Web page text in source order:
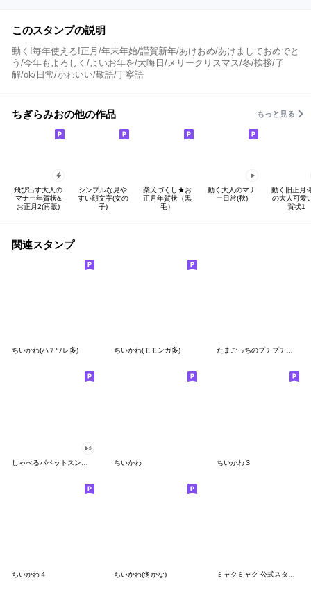
このスタンプの説明
動く!毎年使える!正月/年末年始/謹賀新年/あけおめ/あけましておめでと
う/今年もよろしく/よいお年を/大晦日/メリークリスマス/冬/挨拶/了
解/ok/日常/かわいい/敬語/丁寧語
ちぎらみおの他の作品 もっと見る
飛び出す大人の
マナー年賀状&
お正月2(再販)
シンプルな見や
すい顔文字(女の
子)
柴犬づくし★お
正月年賀状（黒
毛）
動く大人のマナ
ー日常(秋)
動く旧正月·
の大人可愛
賀状1
関連スタンプ
ちいかわ(ハチワレ多) ちいかわ(モモンガ多) たまごっちのプチプチおみせっち
ちいかわ ちいかわ３
ちいかわ４ ちいかわ(冬かな)